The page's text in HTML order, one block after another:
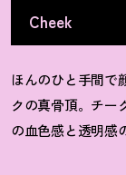
Cheek
ほんのひと手間で
クの真骨頂。チー
の血色感と透明感